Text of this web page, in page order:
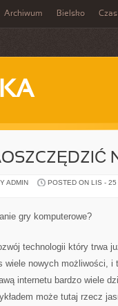
Archiwum Bielsko Czas
ADMIN POSTED ON LIS - 25
gry komputerowe?
technologii który trwa
wiele nowych możliwości,
internetu bardzo wiele
może tutaj rzecz